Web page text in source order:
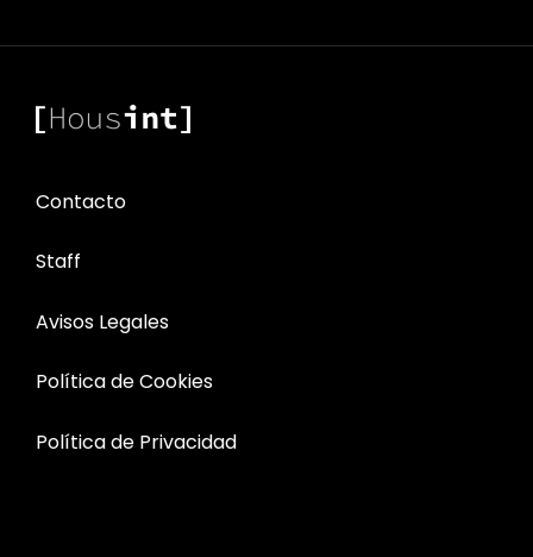
Contacto
Staff
Avisos Legales
Política de Cookies
Política de Privacidad